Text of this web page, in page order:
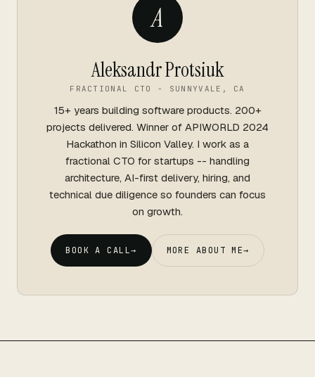
A
Aleksandr Protsiuk
FRACTIONAL CTO - SUNNYVALE, CA
15+ years building software products. 200+
projects delivered. Winner of APIWORLD 2024
Hackathon in Silicon Valley. I work as a
fractional CTO for startups -- handling
architecture, AI-first delivery, hiring, and
technical due diligence so founders can focus
on growth.
BOOK A CALL→ MORE ABOUT ME→